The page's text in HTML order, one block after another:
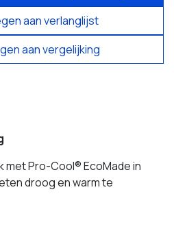
aan vergelijking
aan verlanglijst
met Pro-Cool® EcoMade in
droog en warm te